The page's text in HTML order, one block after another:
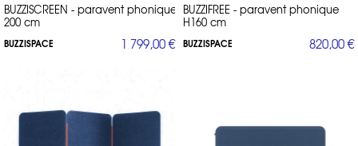
BUZZISCREEN - paravent phonique
200 cm
BUZZISPACE 1 799,00 €
BUZZIFREE - paravent phonique
H160 cm
BUZZISPACE 820,00 €